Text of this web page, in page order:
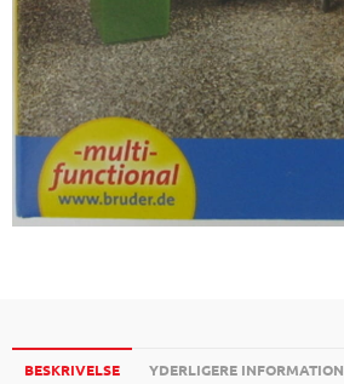
BESKRIVELSE YDERLIGERE INFORMATION